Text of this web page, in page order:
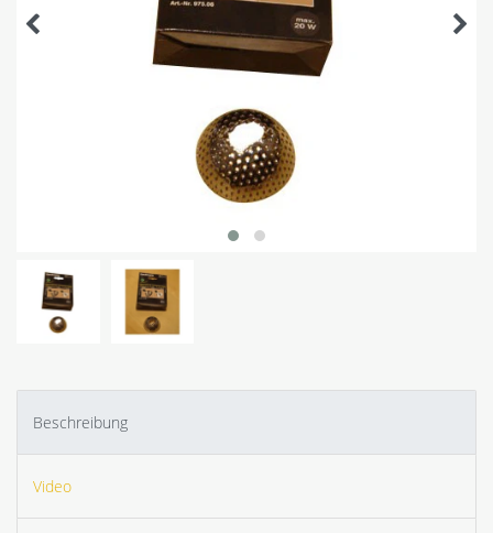
Beschreibung
Video